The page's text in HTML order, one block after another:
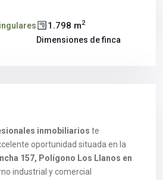
1.798 m2
Dimensiones de finca
inmobiliarios te
oportunidad situada en la
157, Polígono Los Llanos en
industrial y comercial